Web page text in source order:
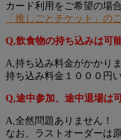
カード利用をご希望の場
「推しごとチケット」の
Q,飲食物の持ち込みは可
A,持ち込み料金がかかり
持ち込み料金１０００円
Q,途中参加、途中退場は
A,全然問題ありません！
なお、ラストオーダーは